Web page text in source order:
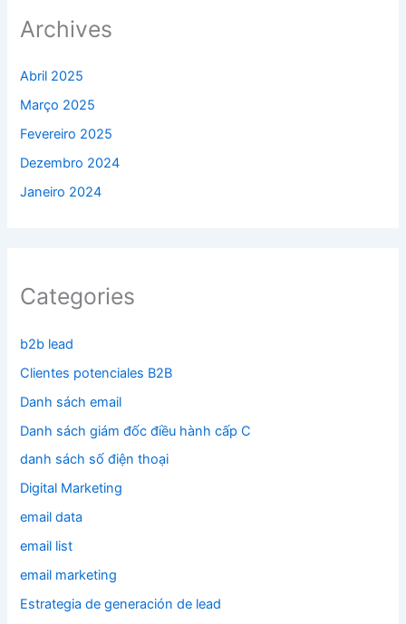
Archives
Abril 2025
Março 2025
Fevereiro 2025
Dezembro 2024
Janeiro 2024
Categories
b2b lead
Clientes potenciales B2B
Danh sách email
Danh sách giám đốc điều hành cấp C
danh sách số điện thoại
Digital Marketing
email data
email list
email marketing
Estrategia de generación de lead